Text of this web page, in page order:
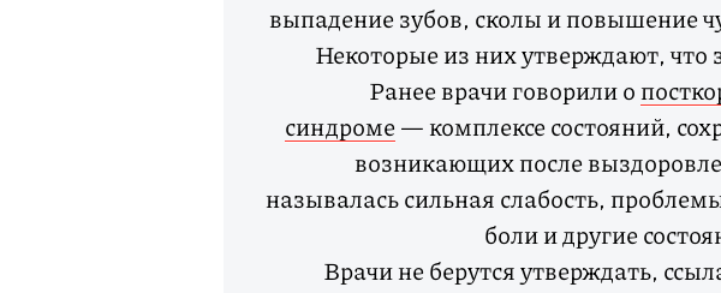
выпадение зубов, сколы и повышение
Некоторые из них утверждают, что
Ранее врачи говорили о
синдроме — комплексе состояний,
возникающих после
называлась сильная слабость,
боли и другие
Врачи не берутся утверждать,